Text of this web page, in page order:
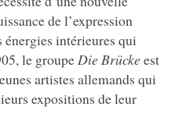
de l’expression
énergies intérieures qui
le groupe Die Brückeest
artistes allemands qui
expositions de leur